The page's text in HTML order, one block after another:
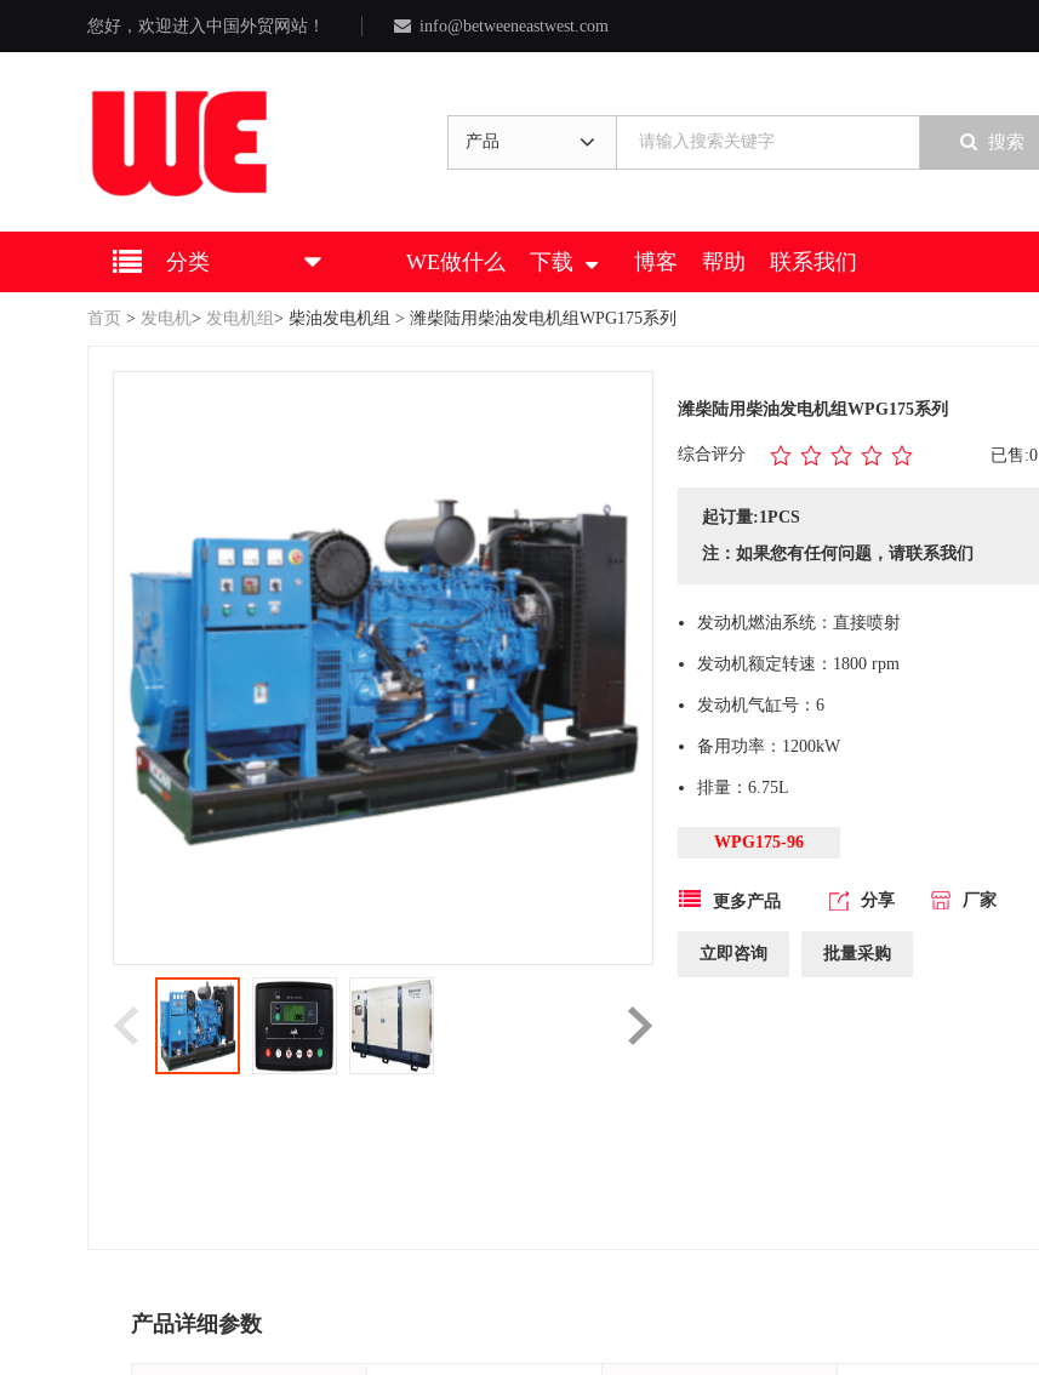
您好，欢迎进入中国外贸网站！ info@betweeneastwest.com
产品 搜索
分类 WE做什么 下载 博客 帮助 联系我们
首页 > 发电机> 发电机组 > 柴油发电机组 > 潍柴陆用柴油发电机组WPG175系列
潍柴陆用柴油发电机组WPG175系列
综合评分 已售:0
起订量:1PCS
注：如果您有任何问题，请联系我们
发动机燃油系统：直接喷射
发动机额定转速：1800 rpm
发动机气缸号：6
备用功率：1200kW
排量：6.75L
WPG175-96
更多产品 分享 厂家
立即咨询 批量采购
产品详细参数